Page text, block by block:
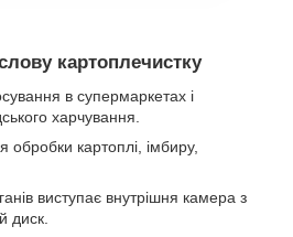
картоплечистку
в супермаркетах і
харчування.
картоплі, імбиру,
виступає внутрішня камера з
диск.